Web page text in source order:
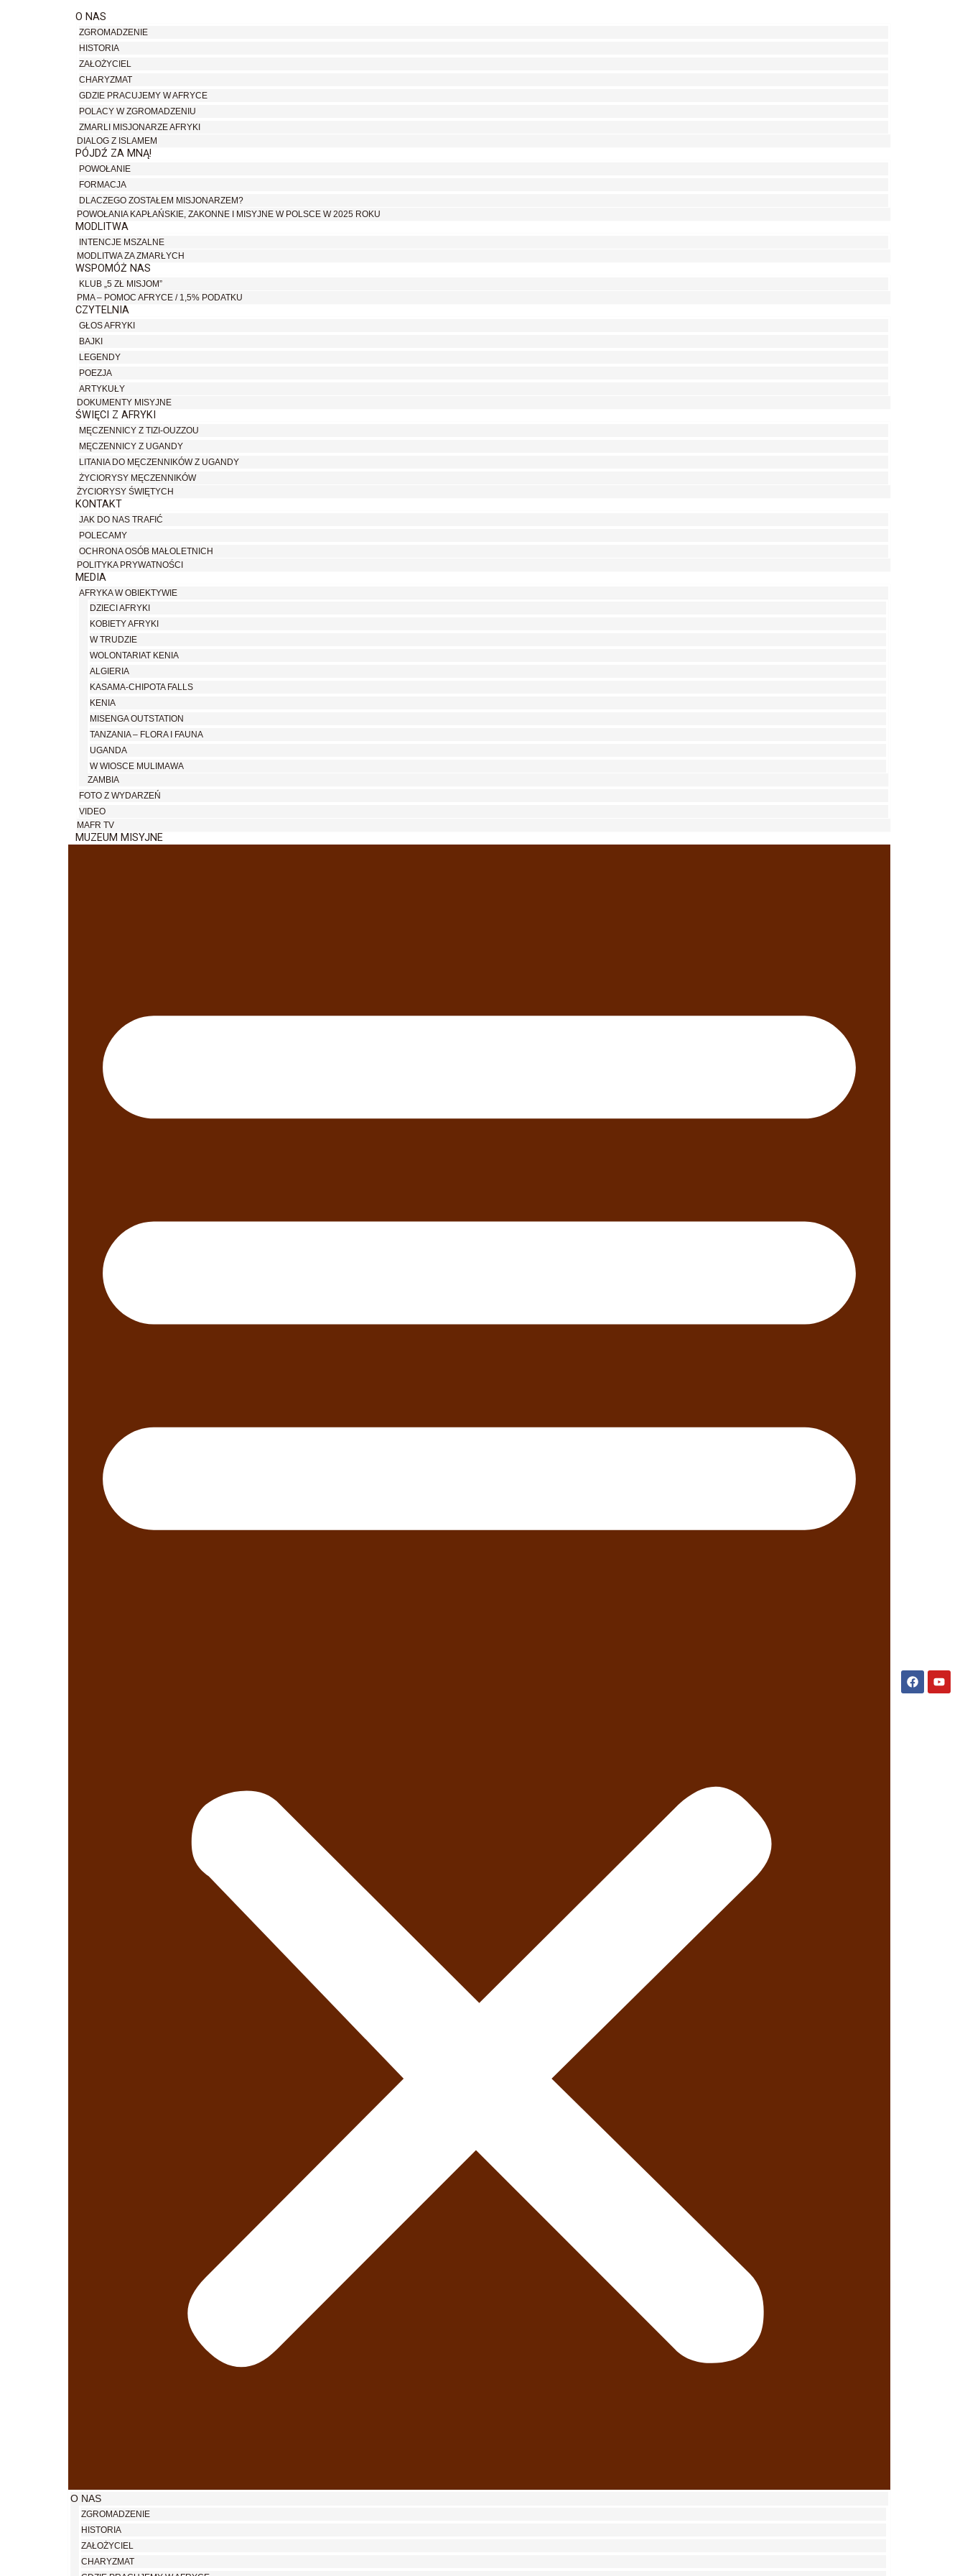
O NAS
ZGROMADZENIE
HISTORIA
ZAŁOŻYCIEL
CHARYZMAT
GDZIE PRACUJEMY W AFRYCE
POLACY W ZGROMADZENIU
ZMARLI MISJONARZE AFRYKI
DIALOG Z ISLAMEM
PÓJDŹ ZA MNĄ!
POWOŁANIE
FORMACJA
DLACZEGO ZOSTAŁEM MISJONARZEM?
POWOŁANIA KAPŁAŃSKIE, ZAKONNE I MISYJNE W POLSCE W 2025 ROKU
MODLITWA
INTENCJE MSZALNE
MODLITWA ZA ZMARŁYCH
WSPOMÓŻ NAS
KLUB „5 ZŁ MISJOM”
PMA – POMOC AFRYCE / 1,5% PODATKU
CZYTELNIA
GŁOS AFRYKI
BAJKI
LEGENDY
POEZJA
ARTYKUŁY
DOKUMENTY MISYJNE
ŚWIĘCI Z AFRYKI
MĘCZENNICY Z TIZI-OUZZOU
MĘCZENNICY Z UGANDY
LITANIA DO MĘCZENNIKÓW Z UGANDY
ŻYCIORYSY MĘCZENNIKÓW
ŻYCIORYSY ŚWIĘTYCH
KONTAKT
JAK DO NAS TRAFIĆ
POLECAMY
OCHRONA OSÓB MAŁOLETNICH
POLITYKA PRYWATNOŚCI
MEDIA
AFRYKA W OBIEKTYWIE
DZIECI AFRYKI
KOBIETY AFRYKI
W TRUDZIE
WOLONTARIAT KENIA
ALGIERIA
KASAMA-CHIPOTA FALLS
KENIA
MISENGA OUTSTATION
TANZANIA – FLORA I FAUNA
UGANDA
W WIOSCE MULIMAWA
ZAMBIA
FOTO Z WYDARZEŃ
VIDEO
MAFR TV
MUZEUM MISYJNE
O NAS
ZGROMADZENIE
HISTORIA
ZAŁOŻYCIEL
CHARYZMAT